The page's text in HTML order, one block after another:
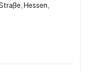
Hessen,